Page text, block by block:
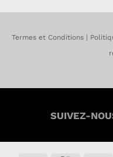
Termes et Conditions
SUIVEZ-